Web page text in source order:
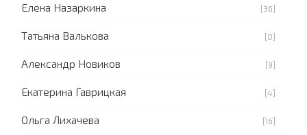
Елена Назаркина [36]
Татьяна Валькова [0]
Александр Новиков [9]
Екатерина Гаврицкая [4]
Ольга Лихачева [16]